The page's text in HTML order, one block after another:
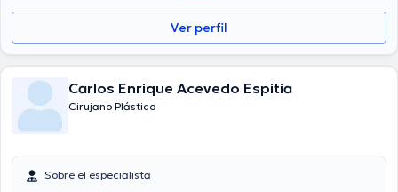
Ver perfil
Carlos Enrique Acevedo Espitia
Cirujano Plástico
Sobre el especialista